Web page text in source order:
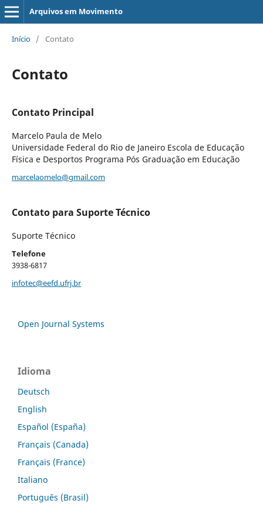
Arquivos em Movimento
Início / Contato
Contato
Contato Principal
Marcelo Paula de Melo
Universidade Federal do Rio de Janeiro Escola de Educação
Física e Desportos Programa Pós Graduação em Educação
marcelaomelo@gmail.com
Contato para Suporte Técnico
Suporte Técnico
Telefone
3938-6817
infotec@eefd.ufrj.br
Open Journal Systems
Idioma
Deutsch
English
Español (España)
Français (Canada)
Français (France)
Italiano
Português (Brasil)